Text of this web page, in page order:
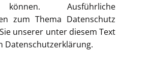
Ausführliche
zum Thema Datenschutz
unserer unter diesem Text
Datenschutzerklärung.